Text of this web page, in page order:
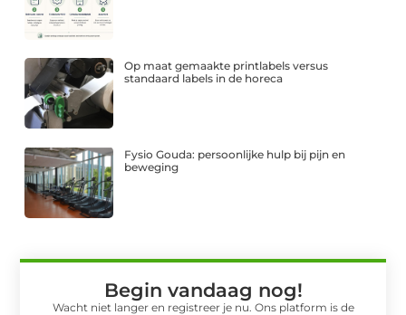
Op maat gemaakte printlabels versus
standaard labels in de horeca
Fysio Gouda: persoonlijke hulp bij pijn en
beweging
Begin vandaag nog!
Wacht niet langer en registreer je nu. Ons platform is de